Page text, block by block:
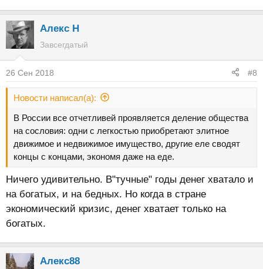
Алекс Н
Завсегдатый
26 Сен 2018 #8
Новости написал(а):
В России все отчетливей проявляется деление общества
на сословия: одни с легкостью приобретают элитное
движимое и недвижимое имущество, другие еле сводят
концы с концами, экономя даже на еде.
Ничего удивительно. В"тучные" годы денег хватало и
на богатых, и на бедных. Но когда в стране
экономический кризис, денег хватает только на
богатых.
Алекс88